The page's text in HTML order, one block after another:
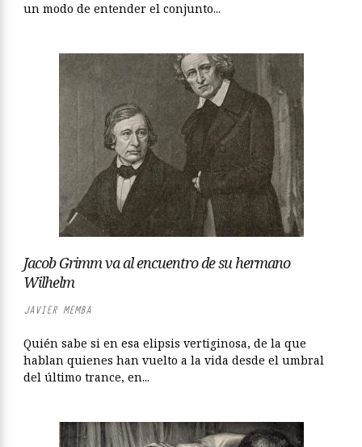
un modo de entender el conjunto...
Jacob Grimm va al encuentro de su hermano
Wilhelm
JAVIER MEMBA
Quién sabe si en esa elipsis vertiginosa, de la que
hablan quienes han vuelto a la vida desde el umbral
del último trance, en...